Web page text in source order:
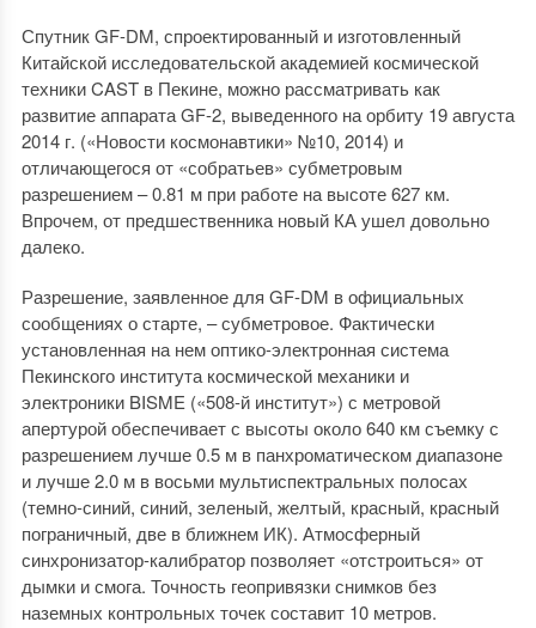
Спутник GF-DM, спроектированный и изготовленный
Китайской исследовательской академией космической
техники CAST в Пекине, можно рассматривать как
развитие аппарата GF-2, выведенного на орбиту 19 августа
2014 г. («Новости космонавтики» №10, 2014) и
отличающегося от «собратьев» субметровым
разрешением – 0.81 м при работе на высоте 627 км.
Впрочем, от предшественника новый КА ушел довольно
далеко.
Разрешение, заявленное для GF-DM в официальных
сообщениях о старте, – субметровое. Фактически
установленная на нем оптико-электронная система
Пекинского института космической механики и
электроники BISME («508-й институт») с метровой
апертурой обеспечивает с высоты около 640 км съемку с
разрешением лучше 0.5 м в панхроматическом диапазоне
и лучше 2.0 м в восьми мультиспектральных полосах
(темно-синий, синий, зеленый, желтый, красный, красный
пограничный, две в ближнем ИК). Атмосферный
синхронизатор-калибратор позволяет «отстроиться» от
дымки и смога. Точность геопривязки снимков без
наземных контрольных точек составит 10 метров.